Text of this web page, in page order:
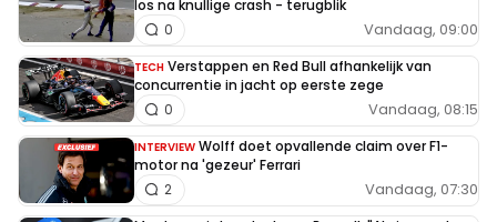
achter de schermen hoe goed Max is met het omgaan
met hun auto…en ook nog eens op technisch gebied.
Andere teambazen weten dat niet…kunnen ze ook
niet weten als ze niet met hem gewerkt hebben.
Mekies is nu het levende bewijs daarvoor die dat
uitgesproken heeft onlangs. Die zegt letterlijk dat
Max naast de auto nog indrukwekkender is dan in de
auto. Maar wat een laag bij de grond figuur is die
los na knullige crash - terugblik
Vandaag, 09:00
0
TECH Verstappen en Red Bull afhankelijk van
concurrentie in jacht op eerste zege
Vandaag, 08:15
0
INTERVIEW Wolff doet opvallende claim over F1-
motor na 'gezeur' Ferrari
Vandaag, 07:30
2